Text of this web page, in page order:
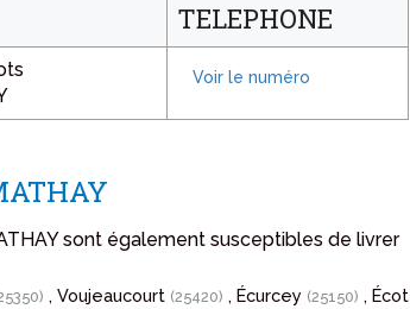
TELEPHONE
sont également susceptibles de livrer
, Voujeaucourt (25420) , Écurcey (25150) , Écot